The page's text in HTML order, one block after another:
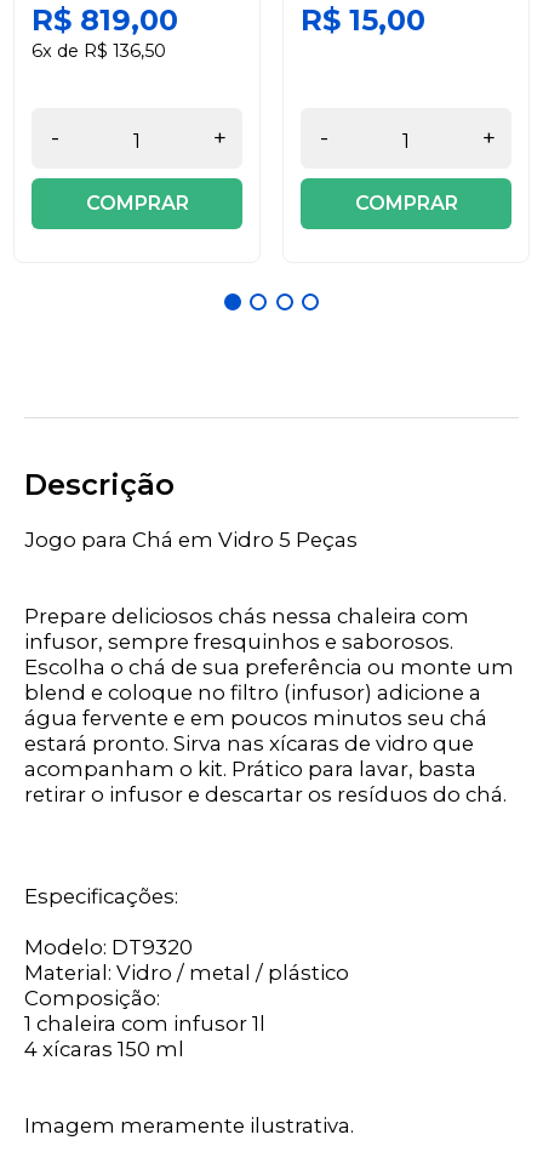
R$ 819,00
6x de R$ 136,50
- +
COMPRAR
R$ 15,00
- +
COMPRAR
Descrição
Jogo para Chá em Vidro 5 Peças
Prepare deliciosos chás nessa chaleira com
infusor, sempre fresquinhos e saborosos.
Escolha o chá de sua preferência ou monte um
blend e coloque no filtro (infusor) adicione a
água fervente e em poucos minutos seu chá
estará pronto. Sirva nas xícaras de vidro que
acompanham o kit. Prático para lavar, basta
retirar o infusor e descartar os resíduos do chá.
Especificações:
Modelo: DT9320
Material: Vidro / metal / plástico
Composição:
1 chaleira com infusor 1l
4 xícaras 150 ml
Imagem meramente ilustrativa.